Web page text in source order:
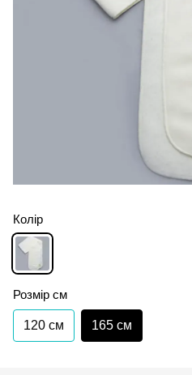
Колір
Розмір см
120 см 165 см